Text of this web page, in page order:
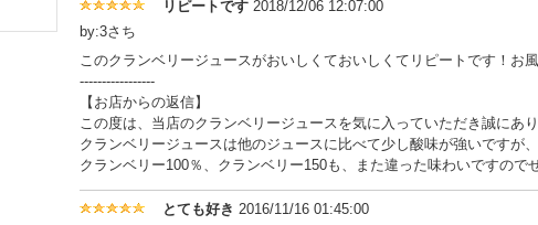
リピートです 2018/12/06 12:07:00
by:3さち
このクランベリージュースがおいしくておいしくてリピートです！お
-----------------
【お店からの返信】
この度は、当店のクランベリージュースを気に入っていただき誠にあ
クランベリージュースは他のジュースに比べて少し酸味が強いですが
クランベリー100％、クランベリー150も、また違った味わいですので
とても好き 2016/11/16 01:45:00